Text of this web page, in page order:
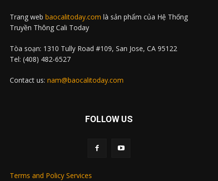
Trang web baocalitoday.com là sản phẩm của Hệ Thống
Truyền Thông Cali Today
Tòa soạn: 1310 Tully Road #109, San Jose, CA 95122
Tel: (408) 482-6527
Contact us: nam@baocalitoday.com
FOLLOW US
Terms and Policy Services